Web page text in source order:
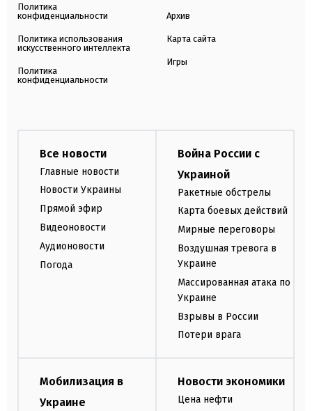
Политика
конфиденциальности
Политика использования
искусственного интеллекта
Политика
конфиденциальности
Архив
Карта сайта
Игры
Все новости
Главные новости
Новости Украины
Прямой эфир
Видеоновости
Аудионовости
Погода
Война России с
Украиной
Ракетные обстрелы
Карта боевых действий
Мирные переговоры
Воздушная тревога в
Украине
Массированная атака по
Украине
Взрывы в России
Потери врага
Мобилизация в
Украине
Новости экономики
Цена нефти